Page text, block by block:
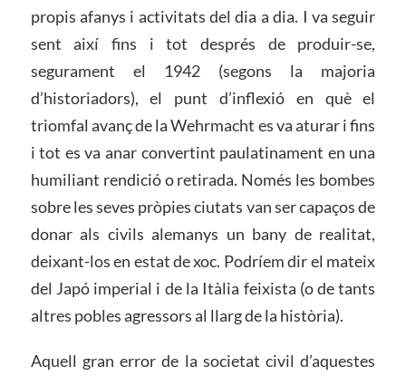
propis afanys i activitats del dia a dia. I va seguir
sent així fins i tot després de produir-se,
segurament el 1942 (segons la majoria
d’historiadors), el punt d’inflexió en què el
triomfal avanç de la Wehrmacht es va aturar i fins
i tot es va anar convertint paulatinament en una
humiliant rendició o retirada. Només les bombes
sobre les seves pròpies ciutats van ser capaços de
donar als civils alemanys un bany de realitat,
deixant-los en estat de xoc. Podríem dir el mateix
del Japó imperial i de la Itàlia feixista (o de tants
altres pobles agressors al llarg de la història).
Aquell gran error de la societat civil d’aquestes